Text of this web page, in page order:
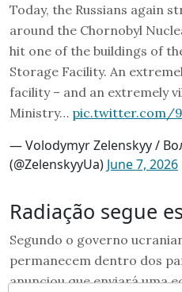
Today, the Russians again
around the Chornobyl
hit one of the buildings of
Storage Facility. An
facility – and an extremely
Ministry… pic.twitter.com/
— Volodymyr Zelenskyy /
(@ZelenskyyUa) June 7, 2026
Radiação segue
Segundo o governo
permanecem dentro dos
anunciou que enviará uma